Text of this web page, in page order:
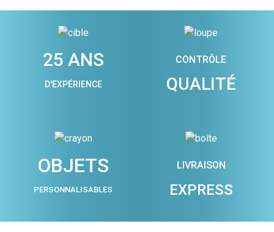
25 ANS
D'EXPÉRIENCE
CONTRÔLE
QUALITÉ
OBJETS
PERSONNALISABLES
LIVRAISON
EXPRESS